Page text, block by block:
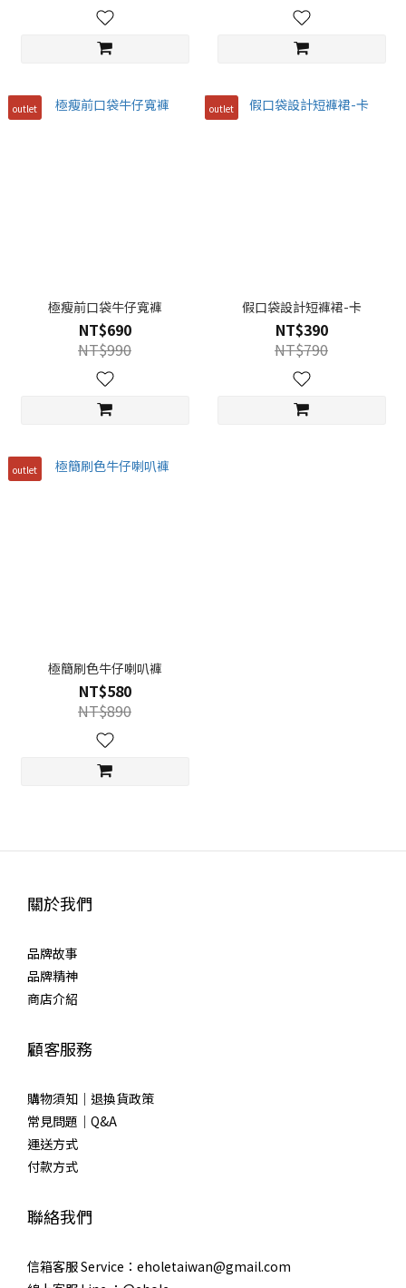
outlet
極瘦前口袋牛仔寬褲
NT$690
NT$990
outlet
假口袋設計短褲裙-卡
NT$390
NT$790
outlet
極簡刷色牛仔喇叭褲
NT$580
NT$890
關於我們
品牌故事
品牌精神
商店介紹
顧客服務
購物須知｜退換貨政策
常見問題｜Q&A
運送方式
付款方式
聯絡我們
信箱客服 Service：eholetaiwan@gmail.com